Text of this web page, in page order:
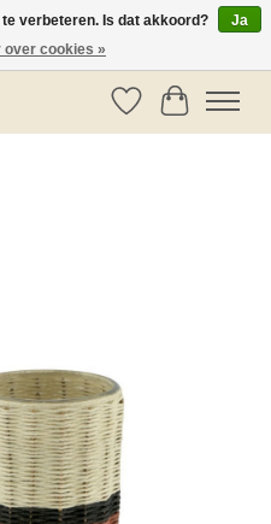
Verlanglijst
verbeteren. Is dat akkoord?
Ja
over cookies »